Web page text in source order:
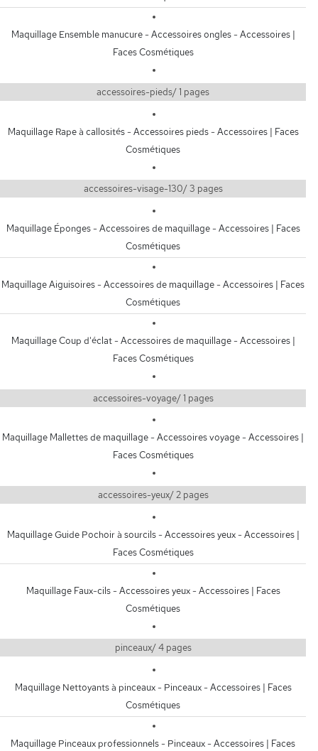
Maquillage Ensemble manucure - Accessoires ongles - Accessoires |
Faces Cosmétiques
accessoires-pieds/ 1 pages
Maquillage Rape à callosités - Accessoires pieds - Accessoires | Faces
Cosmétiques
accessoires-visage-130/ 3 pages
Maquillage Éponges - Accessoires de maquillage - Accessoires | Faces
Cosmétiques
Maquillage Aiguisoires - Accessoires de maquillage - Accessoires | Faces
Cosmétiques
Maquillage Coup d'éclat - Accessoires de maquillage - Accessoires |
Faces Cosmétiques
accessoires-voyage/ 1 pages
Maquillage Mallettes de maquillage - Accessoires voyage - Accessoires |
Faces Cosmétiques
accessoires-yeux/ 2 pages
Maquillage Guide Pochoir à sourcils - Accessoires yeux - Accessoires |
Faces Cosmétiques
Maquillage Faux-cils - Accessoires yeux - Accessoires | Faces
Cosmétiques
pinceaux/ 4 pages
Maquillage Nettoyants à pinceaux - Pinceaux - Accessoires | Faces
Cosmétiques
Maquillage Pinceaux professionnels - Pinceaux - Accessoires | Faces